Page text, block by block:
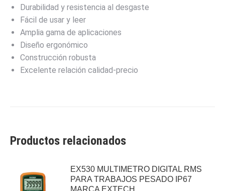
Durabilidad y resistencia al desgaste
Fácil de usar y leer
Amplia gama de aplicaciones
Diseño ergonómico
Construcción robusta
Excelente relación calidad-precio
Productos relacionados
EX530 MULTIMETRO DIGITAL RMS
PARA TRABAJOS PESADO IP67
MARCA EXTECH